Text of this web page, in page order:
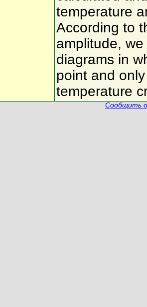
temperature
According to
amplitude,
diagrams in
point and
temperature
Сообщить о